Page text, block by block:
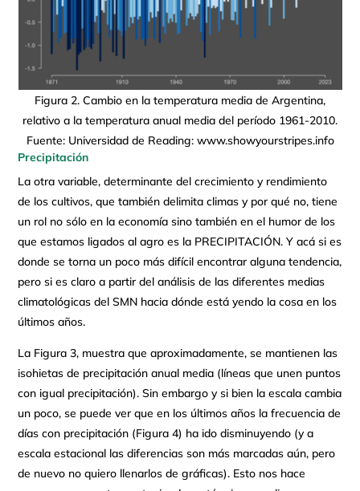
Figura 2. Cambio en la temperatura media de Argentina,
relativo a la temperatura anual media del período 1961-2010.
Fuente: Universidad de Reading: www.showyourstripes.info
Precipitación
La otra variable, determinante del crecimiento y rendimiento
de los cultivos, que también delimita climas y por qué no, tiene
un rol no sólo en la economía sino también en el humor de los
que estamos ligados al agro es la PRECIPITACIÓN. Y acá si es
donde se torna un poco más difícil encontrar alguna tendencia,
pero si es claro a partir del análisis de las diferentes medias
climatológicas del SMN hacia dónde está yendo la cosa en los
últimos años.
La Figura 3, muestra que aproximadamente, se mantienen las
isohietas de precipitación anual media (líneas que unen puntos
con igual precipitación). Sin embargo y si bien la escala cambia
un poco, se puede ver que en los últimos años la frecuencia de
días con precipitación (Figura 4) ha ido disminuyendo (y a
escala estacional las diferencias son más marcadas aún, pero
de nuevo no quiero llenarlos de gráficas). Esto nos hace